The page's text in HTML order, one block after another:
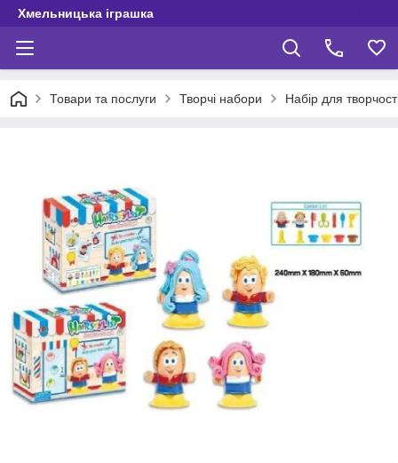
Хмельницька іграшка
Товари та послуги Творчі набори Набір для